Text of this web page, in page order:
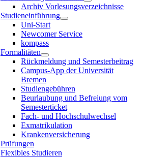
Archiv Vorlesungsverzeichnisse
Studieneinführung
Uni-Start
Newcomer Service
kompass
Formalitäten
Rückmeldung und Semesterbeitrag
Campus-App der Universität
Bremen
Studiengebühren
Beurlaubung und Befreiung vom
Semesterticket
Fach- und Hochschulwechsel
Exmatrikulation
Krankenversicherung
Prüfungen
Flexibles Studieren